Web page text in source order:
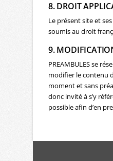
8. DROIT
Le présent site et
soumis au droit
9.
PREAMBULES se
modifier le contenu
moment et sans
donc invité à s’y
possible afin d’en